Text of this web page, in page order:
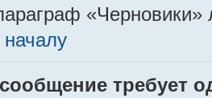
«Черновики»
началу
требует